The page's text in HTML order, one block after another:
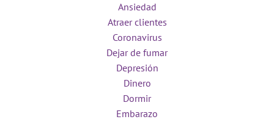
Ansiedad
Atraer clientes
Coronavirus
Dejar de fumar
Depresión
Dinero
Dormir
Embarazo